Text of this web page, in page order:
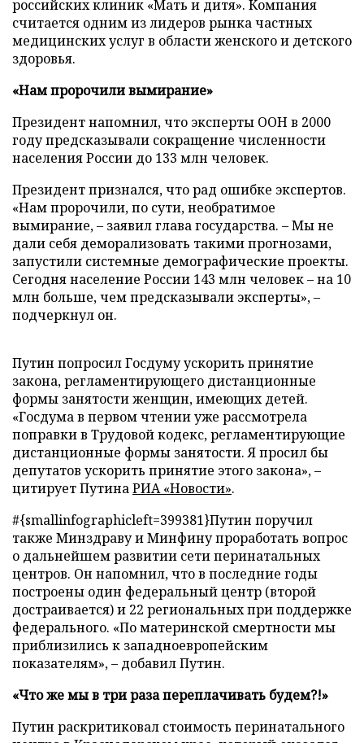
российских клиник «Мать и дитя». Компания
считается одним из лидеров рынка частных
медицинских услуг в области женского и детского
здоровья.
«Нам пророчили вымирание»
Президент напомнил, что эксперты ООН в 2000
году предсказывали сокращение численности
населения России до 133 млн человек.
Президент признался, что рад ошибке экспертов.
«Нам пророчили, по сути, необратимое
вымирание,– заявил глава государства. – Мы не
дали себя деморализовать такими прогнозами,
запустили системные демографические проекты.
Сегодня население России 143 млн человек – на 10
млн больше, чем предсказывали эксперты»,–
подчеркнул он.
Путин попросил Госдуму ускорить принятие
закона, регламентирующего дистанционные
формы занятости женщин, имеющих детей.
«Госдума в первом чтении уже рассмотрела
поправки в Трудовой кодекс, регламентирующие
дистанционные формы занятости. Я просил бы
депутатов ускорить принятие этого закона»,–
цитирует ПутинаРИА «Новости».
#{smallinfographicleft=399381}Путин поручил
также Минздраву и Минфину проработать вопрос
о дальнейшем развитии сети перинатальных
центров. Он напомнил, что в последние годы
построены один федеральный центр (второй
достраивается) и 22 региональных при поддержке
федерального. «По материнской смертности мы
приблизились к западноевропейским
показателям»,– добавил Путин.
«Что же мы в три раза переплачивать будем?!»
Путин раскритиковал стоимость перинатального